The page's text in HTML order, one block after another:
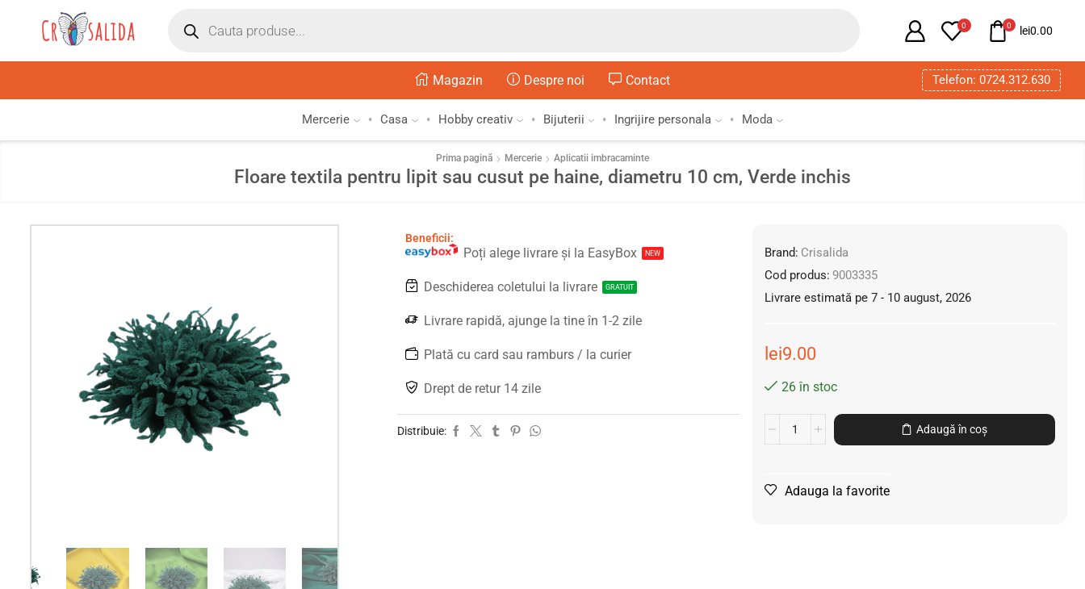
0 0 lei0.00
Magazin Despre noi Contact Telefon: 0724.312.630
Mercerie Casa Hobby creativ Bijuterii Ingrijire personala Moda
Prima pagină Mercerie Aplicatii imbracaminte
Floare textila pentru lipit sau cusut pe haine, diametru 10 cm, Verde inchis
Beneficii:
Poți alege livrare și la EasyBox NEW
Deschiderea coletului la livrare GRATUIT
Livrare rapidă, ajunge la tine în 1-2 zile
Plată cu card sau ramburs / la curier
Drept de retur 14 zile
Distribuie:
Brand: Crisalida
Cod produs: 9003335
Livrare estimată pe 7 - 10 august, 2026
lei9.00
26 în stoc
Adaugă în coș
Adauga la favorite